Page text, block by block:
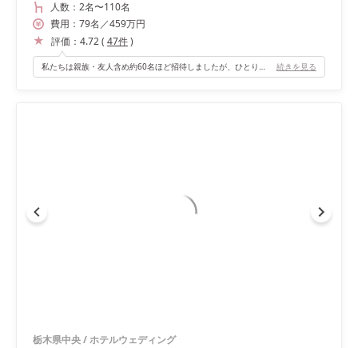
人数： 2名〜110名
費用： 79名 ／459万円
評価： 4.72( 47件)
私たちは親族・友人含め約60名ほど招待しましたが、ひとりひとり全員の顔が見渡せるちょうど良い広さに感じました。挙式会場の隣が披露宴会場なので、光もたくさん入りますし、会場内の動線も分かりやすかったです。 続きを見る
栃木県中央/ホテルウェディング